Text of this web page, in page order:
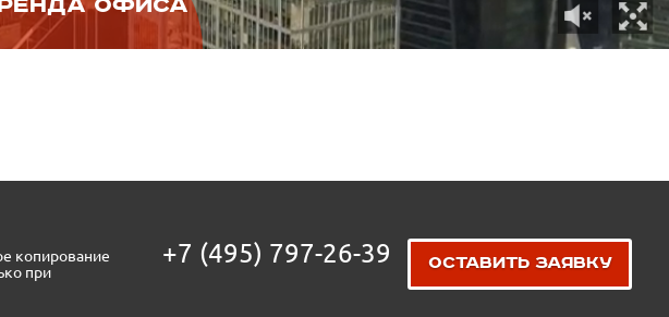
офиса
копирование
при
+7 (495) 797-26-39 Оставить заявку